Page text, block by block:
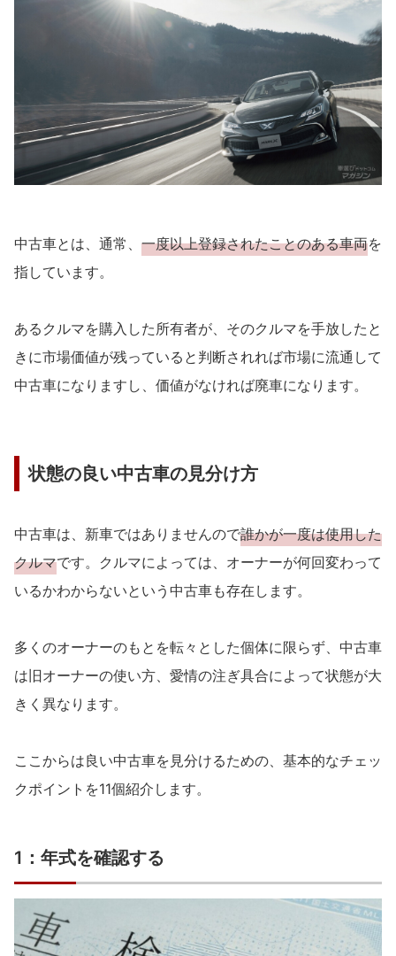
中古車とは、通常、 一度以上登録されたことのある車両を
指しています。
あるクルマを購入した所有者が、そのクルマを手放したと
きに市場価値が残っていると判断されれば市場に流通して
中古車になりますし、価値がなければ廃車になります。
状態の良い中古車の見分け方
中古車は、新車ではありませんので誰かが一度は使用した
クルマです。クルマによっては、オーナーが何回変わって
いるかわからないという中古車も存在します。
多くのオーナーのもとを転々とした個体に限らず、中古車
は旧オーナーの使い方、愛情の注ぎ具合によって状態が大
きく異なります。
ここからは良い中古車を見分けるための、基本的なチェッ
クポイントを11個紹介します。
1：年式を確認する